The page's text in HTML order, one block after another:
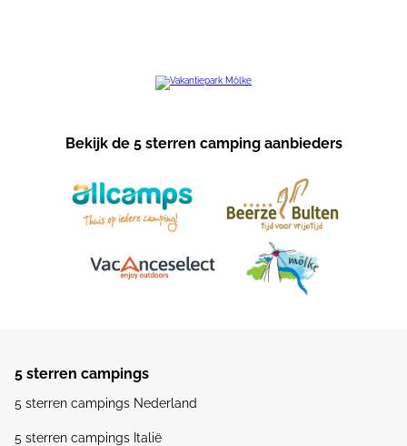
Bekijk de 5 sterren camping aanbieders
5 sterren campings
5 sterren campings Nederland
5 sterren campings Italië